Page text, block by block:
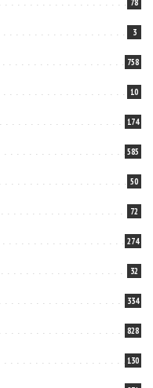
758
10
174
585
50
72
274
32
334
828
130
971
129